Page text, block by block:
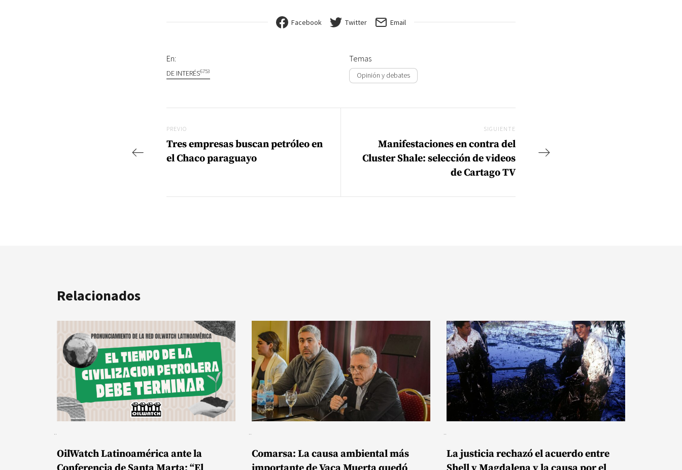
Facebook Twitter Email
En:
DE INTERÉS6753
Temas
Opinión y debates
Previo
PREVIO
Tres empresas buscan petróleo en
el Chaco paraguayo
SIGUIENTE
Manifestaciones en contra del
Cluster Shale: selección de videos
de Cartago TV
Relacionados
OilWatch Latinoamérica ante la
Comarsa: La causa ambiental más
La justicia rechazó el acuerdo entre